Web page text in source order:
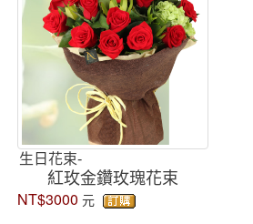
生日花束-
紅玫金鑽玫瑰花束
NT$3000 元